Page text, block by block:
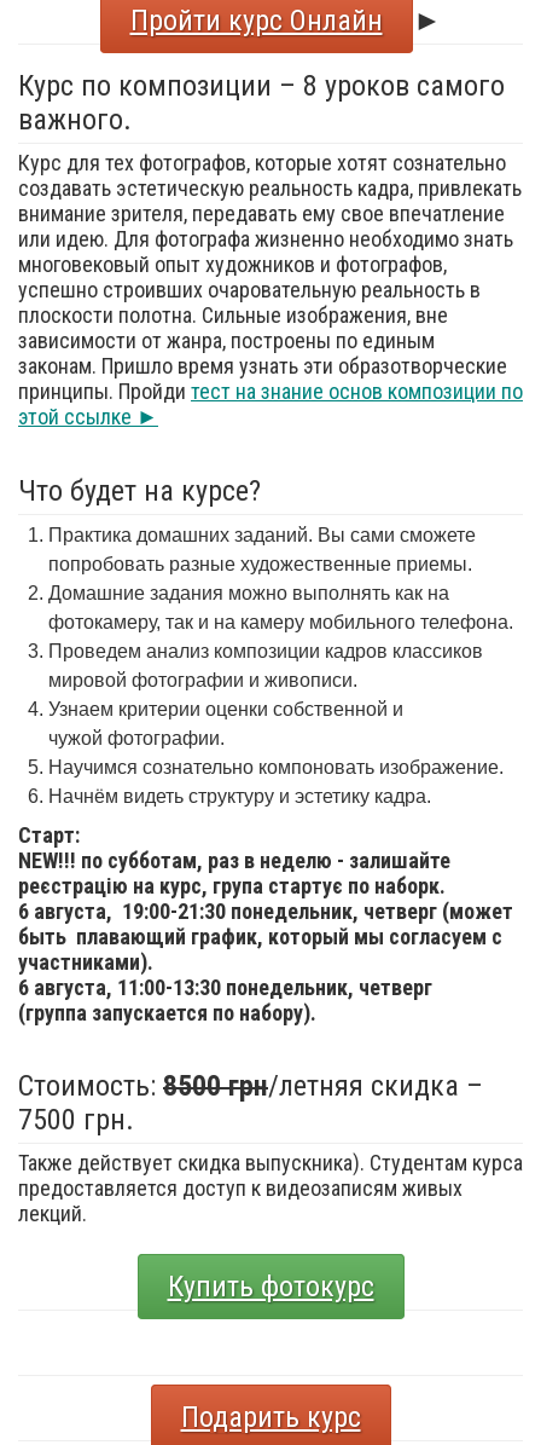
Пройти курс Онлайн
►
Курс по композиции – 8 уроков самого
важного.
Курс для тех фотографов, которые хотят сознательно
создавать эстетическую реальность кадра, привлекать
внимание зрителя, передавать ему свое впечатление
или идею. Для фотографа жизненно необходимо знать
многовековый опыт художников и фотографов,
успешно строивших очаровательную реальность в
плоскости полотна. Сильные изображения, вне
зависимости от жанра, построены по единым
законам. Пришло время узнать эти образотворческие
принципы. Пройди тест на знание основ композиции по
этой ссылке ►
Что будет на курсе?
Практика домашних заданий. Вы сами сможете
попробовать разные художественные приемы.
Домашние задания можно выполнять как на
фотокамеру, так и на камеру мобильного телефона.
Проведем анализ композиции кадров классиков
мировой фотографии и живописи.
Узнаем критерии оценки собственной и
чужой фотографии.
Научимся сознательно компоновать изображение.
Начнём видеть структуру и эстетику кадра.
Старт:
NEW!!! по субботам, раз в неделю - залишайте
реєстрацію на курс, група стартує по наборк.
6 августа, 19:00-21:30 понедельник, четверг (может
быть плавающий график, который мы согласуем с
участниками).
6 августа, 11:00-13:30 понедельник, четверг
(группа запускается по набору).
Стоимость: 8500 грн/летняя скидка –
7500 грн.
Также действует скидка выпускника). Студентам курса
предоставляется доступ к видеозаписям живых
лекций.
Купить фотокурс
Подарить курс